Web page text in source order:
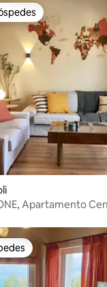
dos hóspedes
Apartamento